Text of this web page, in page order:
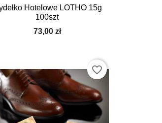
Hotelowe LOTHO 15g
100szt
73,00 zł
Szybki podgląd
favorite_border